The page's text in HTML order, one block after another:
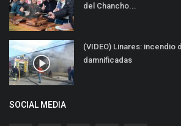
del Chancho...
(VIDEO) Linares: incendio
damnificadas
SOCIAL MEDIA